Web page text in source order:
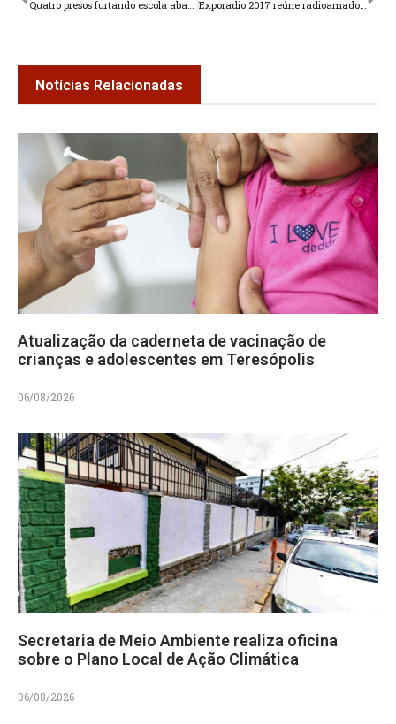
Quatro presos furtando escola abandonada no interior
Exporadio 2017 reúne radioamadores em Teresópolis
Notícias Relacionadas
Atualização da caderneta de vacinação de
crianças e adolescentes em Teresópolis
06/08/2026
Secretaria de Meio Ambiente realiza oficina
sobre o Plano Local de Ação Climática
06/08/2026